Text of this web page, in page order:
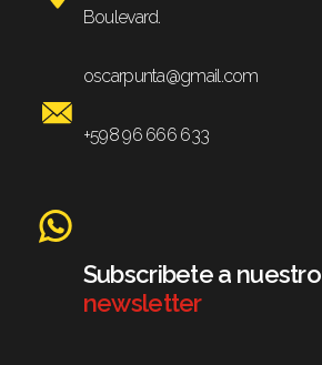
Boulevard.
oscarpunta@gmail.com
+598 96 666 633
Subscribete a nuestro
newsletter